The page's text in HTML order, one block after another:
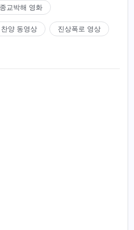
복된 사람이라면 누구에게나 구
. 다시 말해, 사람에게 최대한 관
나님은 구원받을 기회를 줄 것이
려고 한다. 하지만 정말로 구원
지 않는 것은 구원 가능한 모든
뿐, 형벌의 막대기로 치지는 않는
종교박해 영화
찬양 동영상 진상폭로 영상